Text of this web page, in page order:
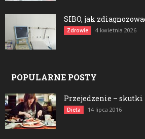
SIBO, jak
Zdrowie 4 kwietnia 2026
POPULARNE POSTY
Przejedzenie – skutki
Dieta 14 lipca 2016